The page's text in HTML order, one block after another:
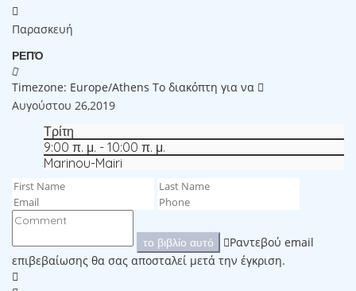
Παρασκευή
ΡΕΠΌ
Timezone: Europe/Athens Το διακόπτη για να
Αυγούστου 26,2019
Τρίτη
9:00 π. μ. - 10:00 π. μ.
Marinou-Mairi
το βιβλίο αυτό
Ραντεβού email
επιβεβαίωσης θα σας αποσταλεί μετά την έγκριση.